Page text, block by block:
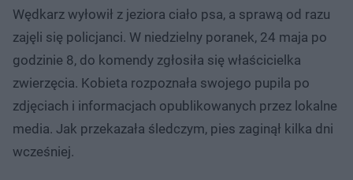
Wędkarz wyłowił z jeziora ciało psa, a sprawą od razu
zajęli się policjanci. W niedzielny poranek, 24 maja po
godzinie 8, do komendy zgłosiła się właścicielka
zwierzęcia. Kobieta rozpoznała swojego pupila po
zdjęciach i informacjach opublikowanych przez lokalne
media. Jak przekazała śledczym, pies zaginął kilka dni
wcześniej.